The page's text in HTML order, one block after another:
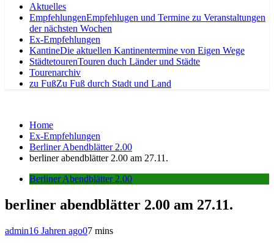
Aktuelles
EmpfehlungenEmpfehlugen und Termine zu Veranstaltungen
der nächsten Wochen
Ex-Empfehlungen
KantineDie aktuellen Kantinentermine von Eigen Wege
StädtetourenTouren duch Länder und Städte
Tourenarchiv
zu FußZu Fuß durch Stadt und Land
Home
Ex-Empfehlungen
Berliner Abendblätter 2.00
berliner abendblätter 2.00 am 27.11.
Berliner Abendblätter 2.00
berliner abendblätter 2.00 am 27.11.
admin16 Jahren ago07 mins